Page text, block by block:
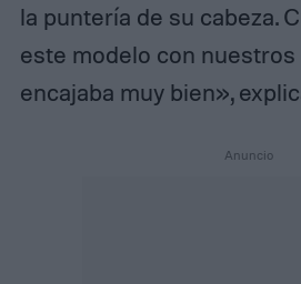
la puntería de su cabeza.
este modelo con nuestros
encajaba muy bien»,